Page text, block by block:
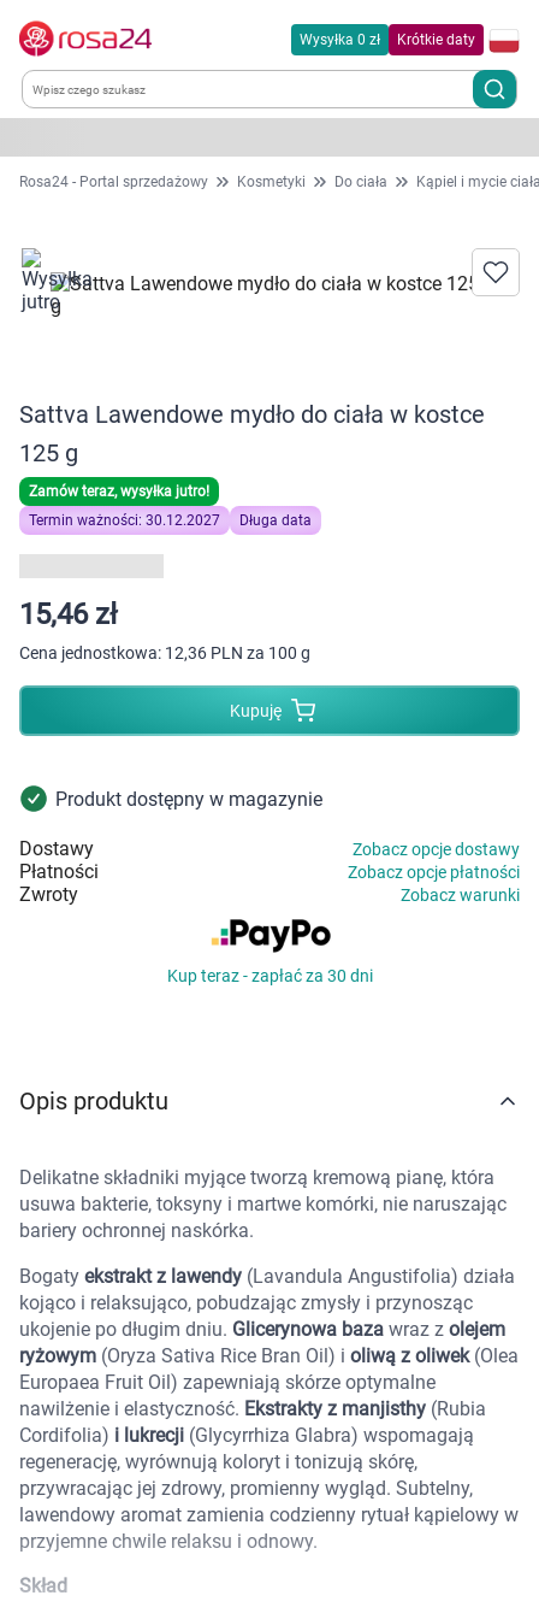
Wysyłka 0 zł Krótkie daty
Kategorie
Dla zwierząt
Zdrowie
Kobieta w ciąży i mama
Dziecko
Higiena
Kosmetyki
Mężczyzna
Zdrowy styl życia
Zabawki
Marki
Rosa24 - Portal sprzedażowy Kosmetyki Do ciała Kąpiel i mycie
Sattva Lawendowe mydło do ciała w kostce
125 g
Zamów teraz, wysyłka jutro!
Termin ważności: 30.12.2027
Długa data
15,46 zł
Cena jednostkowa: 12,36 PLN za 100 g
Kupuję
Produkt dostępny w magazynie
Dostawy Zobacz opcje dostawy
Płatności Zobacz opcje płatności
Zwroty Zobacz warunki
Kup teraz - zapłać za 30 dni
Opis produktu
Delikatne składniki myjące tworzą kremową pianę, która
usuwa bakterie, toksyny i martwe komórki, nie naruszając
bariery ochronnej naskórka.
Bogaty ekstrakt z lawendy (Lavandula Angustifolia) działa
kojąco i relaksująco, pobudzając zmysły i przynosząc
ukojenie po długim dniu. Glicerynowa baza wraz z olejem
ryżowym (Oryza Sativa Rice Bran Oil) i oliwą z oliwek(Olea
Europaea Fruit Oil) zapewniają skórze optymalne
nawilżenie i elastyczność. Ekstrakty z manjisthy (Rubia
Cordifolia) i lukrecji (Glycyrrhiza Glabra) wspomagają
regenerację, wyrównują koloryt i tonizują skórę,
przywracając jej zdrowy, promienny wygląd. Subtelny,
lawendowy aromat zamienia codzienny rytuał kąpielowy w
przyjemne chwile relaksu i odnowy.
Skład